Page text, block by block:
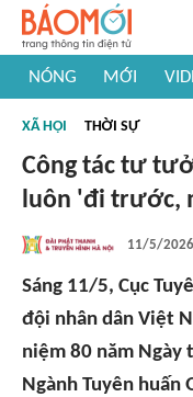
NÓNG MỚI
#Khám phá thế giới
XÃ HỘI THỜI SỰ
Công tác tư
luôn 'đi trước,
11/5/2026
Sáng 11/5, Cục
đội nhân dân Việt
niệm 80 năm Ngày
Ngành Tuyên